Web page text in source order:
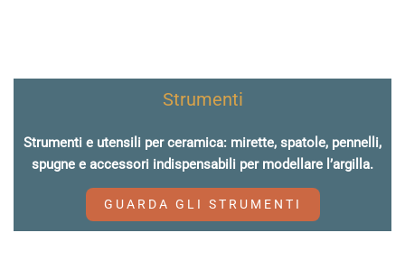
Strumenti
Strumenti e utensili per ceramica: mirette, spatole, pennelli,
spugne e accessori indispensabili per modellare l’argilla.
GUARDA GLI STRUMENTI